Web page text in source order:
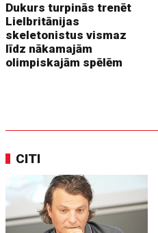
Dukurs turpinās trenēt
Lielbritānijas
skeletonistus vismaz
līdz nākamajām
olimpiskajām spēlēm
CITI